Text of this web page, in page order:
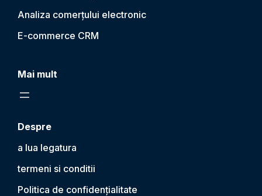
Analiza comerțului electronic
E-commerce CRM
Mai mult
Despre
a lua legatura
termeni si conditii
Politica de confidențialitate